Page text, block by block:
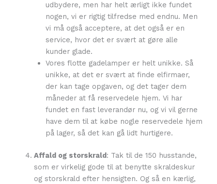
udbydere, men har helt ærligt ikke fundet
nogen, vi er rigtig tilfredse med endnu. Men
vi må også acceptere, at det også er en
service, hvor det er svært at gøre alle
kunder glade.
Vores flotte gadelamper er helt unikke. Så
unikke, at det er svært at finde elfirmaer,
der kan tage opgaven, og det tager dem
måneder at få reservedele hjem. Vi har
fundet en fast leverandør nu, og vi vil gerne
have dem til at købe nogle reservedele hjem
på lager, så det kan gå lidt hurtigere.
Affald og storskrald: Tak til de 150 husstande,
som er virkelig gode til at benytte skraldeskur
og storskrald efter hensigten. Og så en kærlig,